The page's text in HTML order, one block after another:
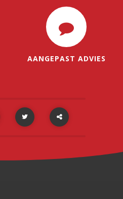
AANGEPAST ADVIES
contenu